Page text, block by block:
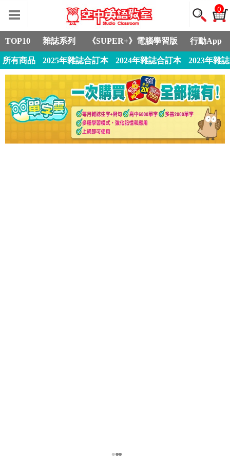
0
TOP10 雜誌系列 《SUPER+》電腦學習版 行動App
所有商品 2025年雜誌合訂本 2024年雜誌合訂本 2023年雜